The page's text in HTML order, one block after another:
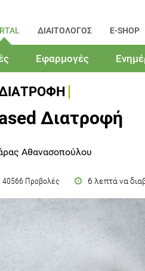
ΔΙΑΙΤΟΛΟΓΟΣ E-SHOP
Εφαρμογές
Διατροφή
Αθανασοπούλου
40566 Προβολές 6 λεπτά να